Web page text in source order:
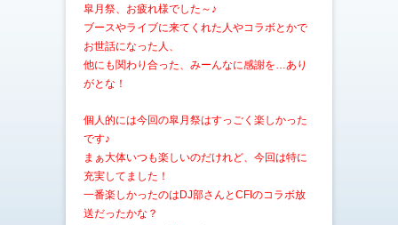
皐月祭、お疲れ様でした～♪
ブースやライブに来てくれた人やコラボとかで
お世話になった人、
他にも関わり合った、みーんなに感謝を…あり
がとな！
個人的には今回の皐月祭はすっごく楽しかった
です♪
まぁ大体いつも楽しいのだけれど、今回は特に
充実してました！
一番楽しかったのはDJ部さんとCFIのコラボ放
送だったかな？